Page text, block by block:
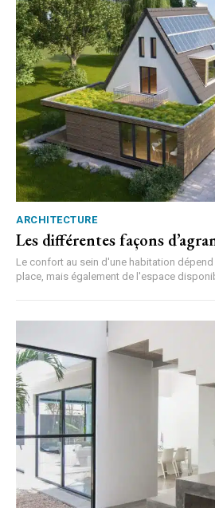
ARCHITECTURE
Les différentes façons
Le confort au sein d'une habitation
place, mais également de l'espace